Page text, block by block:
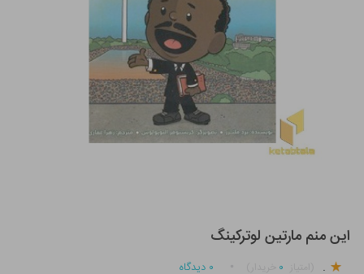
این منم مارتین لوترکینگ
. ۰ ۰ دیدگاه